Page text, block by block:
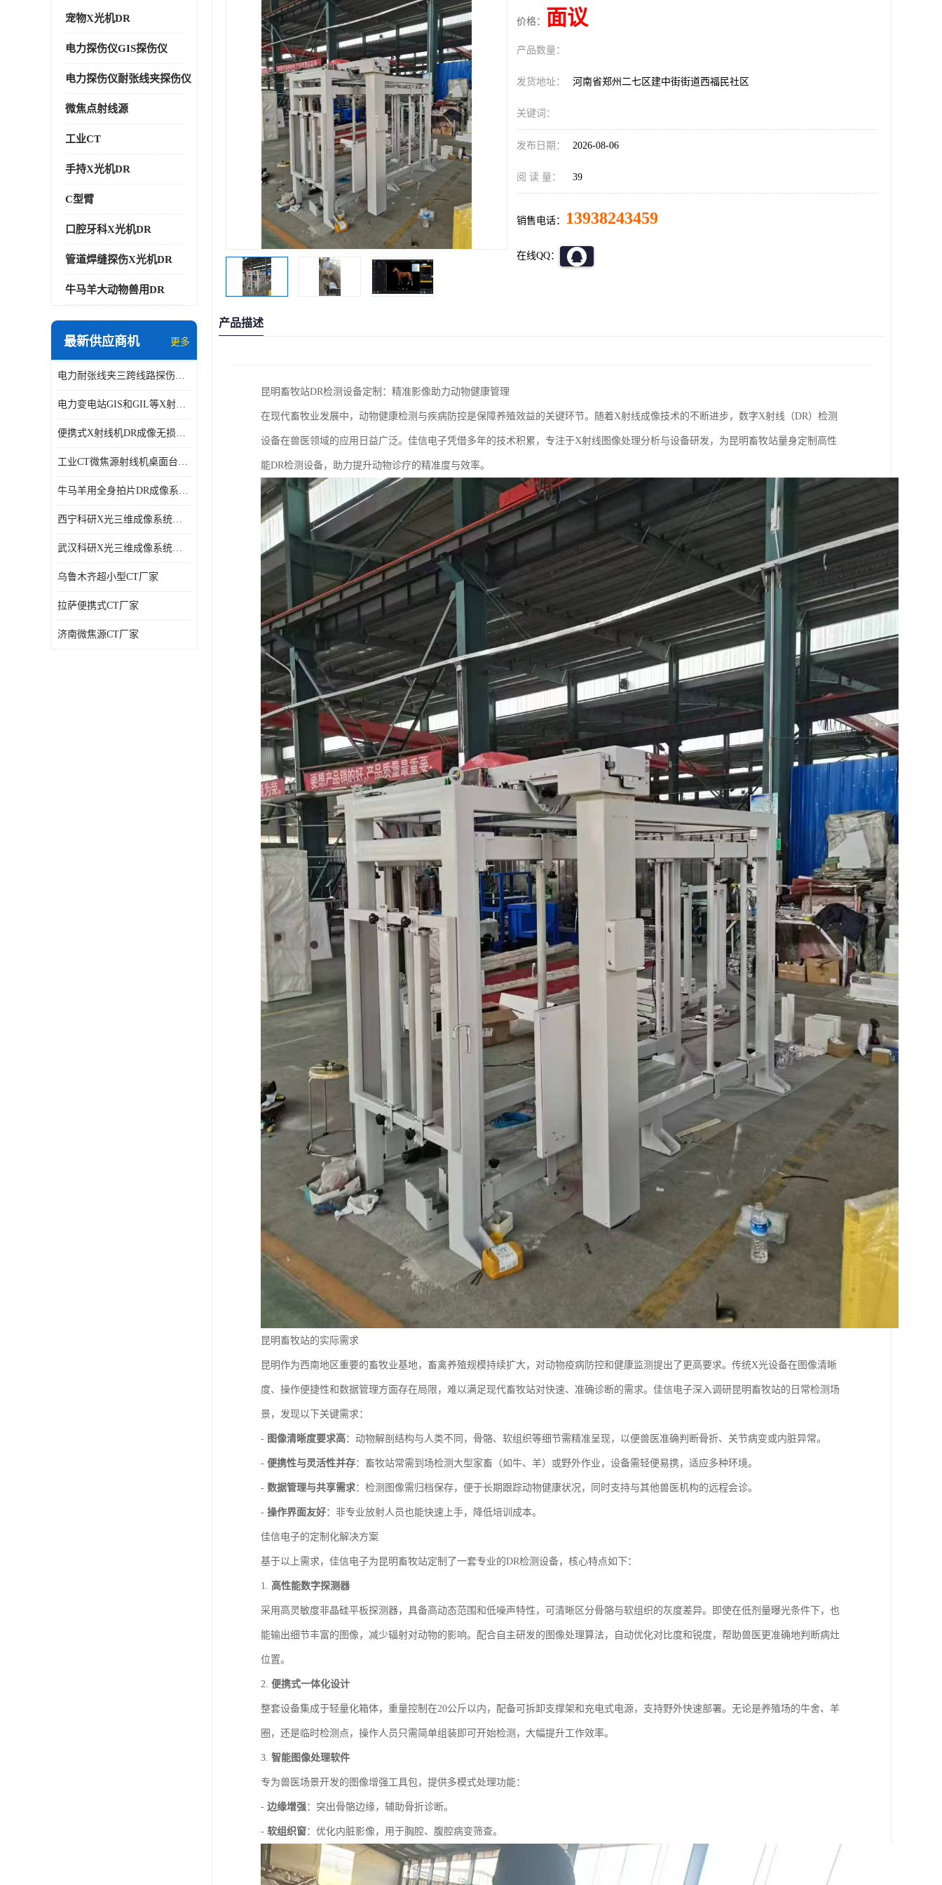
宠物X光机DR
电力探伤仪GIS探伤仪
电力探伤仪耐张线夹探伤仪
微焦点射线源
工业CT
手持X光机DR
C型臂
口腔牙科X光机DR
管道焊缝探伤X光机DR
牛马羊大动物兽用DR
最新供应商机 更多
电力耐张线夹三跨线路探伤仪X射线机DR成像检测系统
电力变电站GIS和GIL等X射线探伤检测系统
便携式X射线机DR成像无损探伤检测系统
工业CT微焦源射线机桌面台式CT实验动物三维X光成像系统微型CT
牛马羊用全身拍片DR成像系统动物园兽医站数字化X光机悬吊牛用DR
西宁科研X光三维成像系统定制
武汉科研X光三维成像系统定制
乌鲁木齐超小型CT厂家
拉萨便携式CT厂家
济南微焦源CT厂家
价格： 面议
产品数量：
发货地址： 河南省郑州二七区建中街街道西福民社区
关键词：
发布日期： 2026-08-06
阅 读 量： 39
销售电话： 13938243459
在线QQ：
产品描述
昆明畜牧站DR检测设备定制：精准影像助力动物健康管理
在现代畜牧业发展中，动物健康检测与疾病防控是保障养殖效益的关键环节。随着X射线成像技术的不断进步，数字X射线（DR）检测
设备在兽医领域的应用日益广泛。佳信电子凭借多年的技术积累，专注于X射线图像处理分析与设备研发，为昆明畜牧站量身定制高性
能DR检测设备，助力提升动物诊疗的精准度与效率。
昆明畜牧站的实际需求
昆明作为西南地区重要的畜牧业基地，畜禽养殖规模持续扩大，对动物疫病防控和健康监测提出了更高要求。传统X光设备在图像清晰
度、操作便捷性和数据管理方面存在局限，难以满足现代畜牧站对快速、准确诊断的需求。佳信电子深入调研昆明畜牧站的日常检测场
景，发现以下关键需求：
- 图像清晰度要求高：动物解剖结构与人类不同，骨骼、软组织等细节需精准呈现，以便兽医准确判断骨折、关节病变或内脏异常。
- 便携性与灵活性并存：畜牧站常需到场检测大型家畜（如牛、羊）或野外作业，设备需轻便易携，适应多种环境。
- 数据管理与共享需求：检测图像需归档保存，便于长期跟踪动物健康状况，同时支持与其他兽医机构的远程会诊。
- 操作界面友好：非专业放射人员也能快速上手，降低培训成本。
佳信电子的定制化解决方案
基于以上需求，佳信电子为昆明畜牧站定制了一套专业的DR检测设备，核心特点如下：
1. 高性能数字探测器
采用高灵敏度非晶硅平板探测器，具备高动态范围和低噪声特性，可清晰区分骨骼与软组织的灰度差异。即使在低剂量曝光条件下，也
能输出细节丰富的图像，减少辐射对动物的影响。配合自主研发的图像处理算法，自动优化对比度和锐度，帮助兽医更准确地判断病灶
位置。
2. 便携式一体化设计
整套设备集成于轻量化箱体，重量控制在20公斤以内，配备可拆卸支撑架和充电式电源，支持野外快速部署。无论是养殖场的牛舍、羊
圈，还是临时检测点，操作人员只需简单组装即可开始检测，大幅提升工作效率。
3. 智能图像处理软件
专为兽医场景开发的图像增强工具包，提供多模式处理功能：
- 边缘增强：突出骨骼边缘，辅助骨折诊断。
- 软组织窗：优化内脏影像，用于胸腔、腹腔病变筛查。